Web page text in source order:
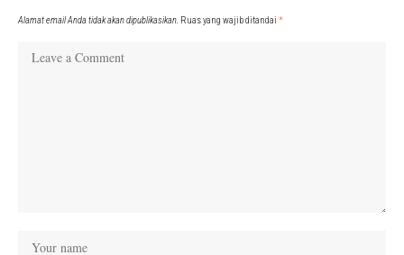
Alamat email Anda tidak akan dipublikasikan. Ruas yang wajib ditandai *